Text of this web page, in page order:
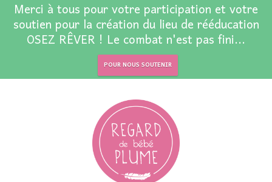
Merci à tous pour votre participation et votre
soutien pour la création du lieu de rééducation
OSEZ RÊVER ! Le combat n'est pas fini...
POUR NOUS SOUTENIR